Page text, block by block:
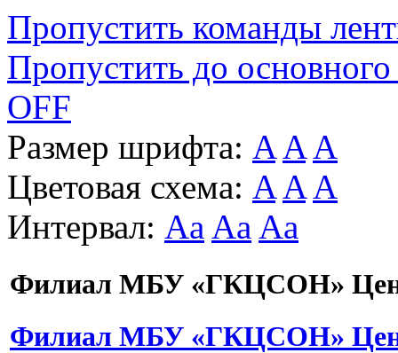
Пропустить команды
Пропустить до основного
OFF
Размер шрифта: A A A
Цветовая схема: A A A
Интервал: Aa Aa Aa
Филиал МБУ «ГКЦСОН»
Филиал МБУ «ГКЦСОН»